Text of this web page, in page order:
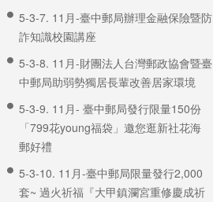
5-3-7. 11月-臺中郵局辦理金融保險暨防
詐知識校園講座
5-3-8. 11月-財團法人台灣郵政協會暨臺
中郵局助弱勢獨居長輩改善居家環境
5-3-9. 11月- 臺中郵局發行限量150份
「799花young福袋」邀您逛新社花海
郵好禮
5-3-10. 11月-臺中郵局限量發行2,000
套~ 過火祈福『大甲鎮瀾宮重修慶成祈